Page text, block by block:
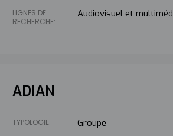
LIGNES DE
RECHERCHE:
Audiovisuel et
ADIAN
TYPOLOGIE: Groupe